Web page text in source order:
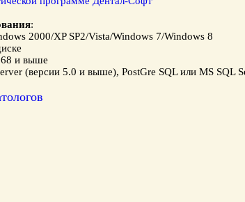
:
2000/XP SP2/Vista/Windows 7/Windows 8
и выше
(версии 5.0 и выше), PostGre SQL или MS SQL